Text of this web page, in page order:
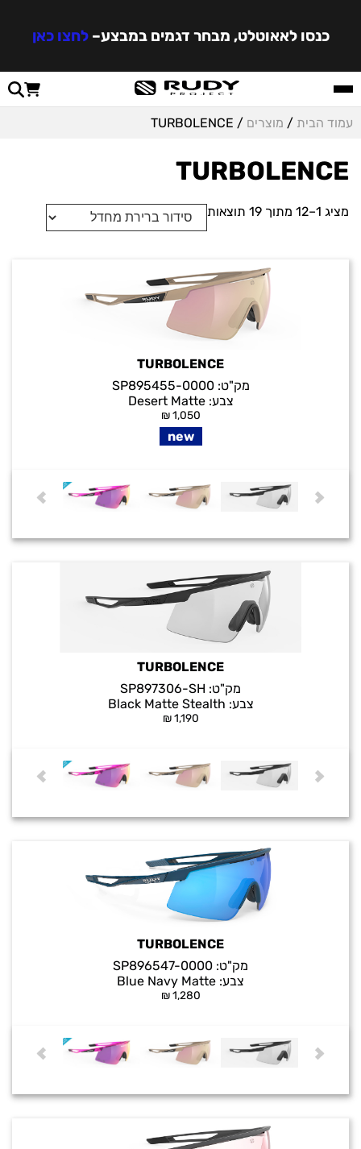
כנסו לאאוטלט, מבחר דגמים במבצע–לחצו כאן
עמוד הבית / מוצרים / TURBOLENCE
TURBOLENCE
מציג 1–12 מתוך 19 תוצאות
TURBOLENCE
מק"ט:SP895455-0000
צבע:Desert Matte
₪1,050
new
TURBOLENCE
מק"ט: SP897306-SH
צבע: Black Matte Stealth
₪1,190
TURBOLENCE
מק"ט: SP896547-0000
צבע: Blue Navy Matte
₪1,280